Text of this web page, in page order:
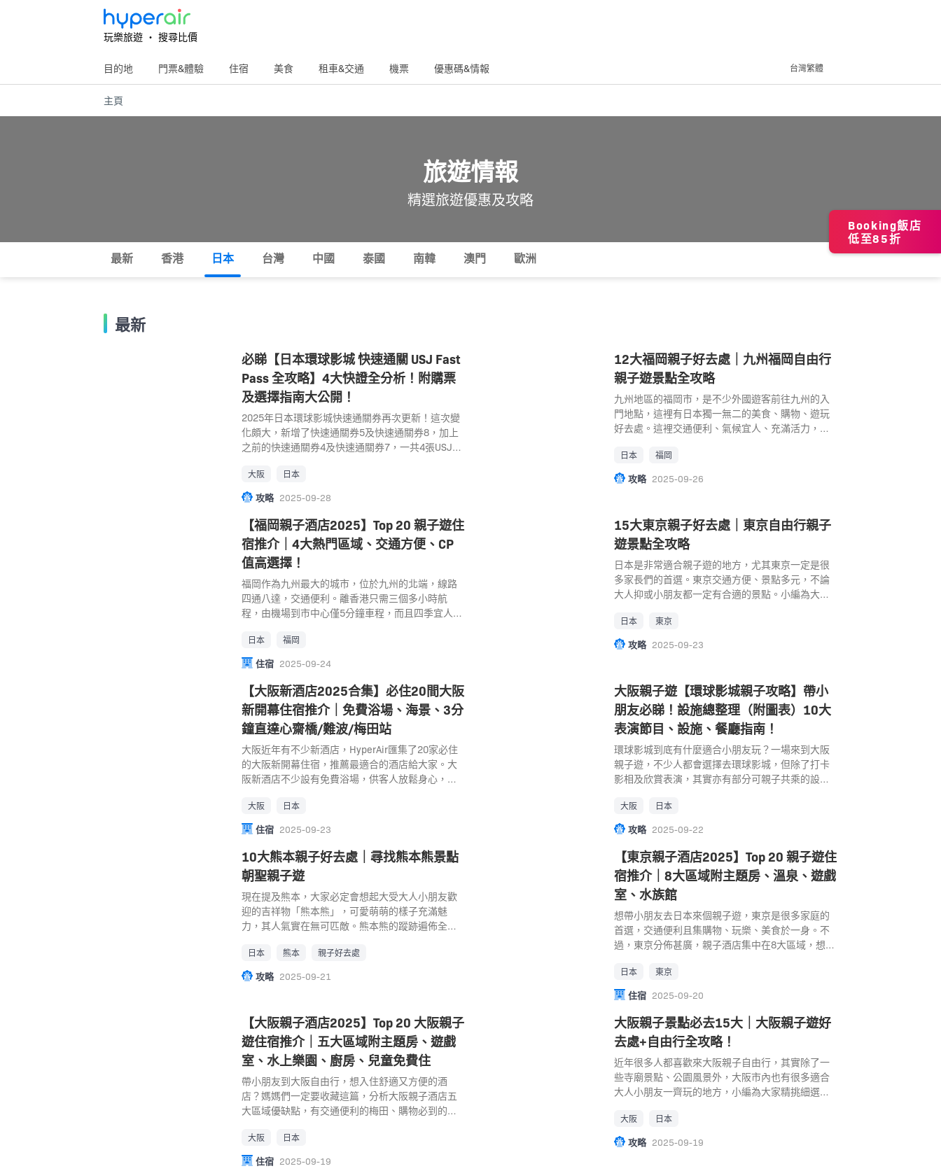
玩樂旅遊 ‧ 搜尋比價
目的地 門票&體驗 住宿 美食 租車&交通 機票 優惠碼&情報 台灣繁體
主頁
旅遊情報
精選旅遊優惠及攻略
最新 香港 日本 台灣 中國 泰國 南韓 澳門 歐洲
最新
必睇【日本環球影城 快速通關 USJ Fast
Pass 全攻略】4大快證全分析！附購票
及選擇指南大公開！
2025年日本環球影城快速通關券再次更新！這次變
化頗大，新增了快速通關券5及快速通關券8，加上
之前的快速通關券4及快速通關券7，一共4張USJ
大家更新資訊！去大阪旅行一定會去日本環球影
城！除咗門票之外，必買日本環球影城 快速通關
Express Pass，普遍亦稱為 USJ Fast Pass，助您跳
過排隊人龍，快速解鎖各園區必玩遊樂設施，快速
通關更可以讓您免費入場指定園區！但選擇眾多，
到底怎樣抵玩？又應如何選擇？編者將兩大類別快
速通關券的日本環球影城攻略整理好，一文清楚睇
晒！ 更多日本環球影城攻略：日本環球影城門票簡
介及優惠詳情 更多日本環球影城親子攻略：兒童設
施總整理、表演節目、餐廳指南 1. 為何需要購買環
球影城快速通關券？ 為什麼買了日本環球影城門票
後，還要加購環球影城快證（環球影城快速通關）
隊時間，可以玩多幾個機動遊戲！另一方面，就是
取得入場券，哈利波特魔法世界及任天堂世界如果
沒有入場券，基本上是不能進入的。 1.1 購買USJ
Fast Pass原因：節省等侯時間 在考慮要不要購入大
阪環球影城 Fast Pass 時，不如先看看各設施的排
隊時間，這樣您就會更知道購買的必要性！選擇排
隊時間愈長的設施，代表節省的時間愈多，在週末
一些熱門設施可能要用上一兩小時以上。大家也可
以根據排隊時間決定是否需要購買 USJ Express
Pass，例如平日排隊的時間較少，想玩的遊樂設施
不多的話，就不用購買了。 設施 平日排隊時間 週
末排隊時間 設施玩樂時間 瑪利歐賽車 庫巴挑戰書
鐘 50-60分鐘 約5分鐘 哈利波特禁忌之旅 40-45分
鐘 超過90分鐘 約5分鐘 好萊塢夢想乘車遊 40-50分
分鐘 約3分鐘 鷹馬的飛行 30-40分鐘 80-90分鐘 約
2分鐘 小小兵瘋狂乘車遊 […]
大阪 日本
攻略 2025-09-28
12大福岡親子好去處｜九州福岡自由行
親子遊景點全攻略
九州地區的福岡市，是不少外國遊客前往九州的入
門地點，這裡有日本獨一無二的美食、購物、遊玩
好去處。這裡交通便利、氣候宜人、充滿活力，有
大阪，最適合日本親子遊的人氣城市之一，可以根
據小朋友的喜好帶他們去不同的地方，盡享美好的
親子時光！ 福岡親子自由行推介： 福岡親子好去處
道海濱公園旁的海洋世界水族館是超熱門福岡親子
景點，MARINE WORLD 海之中道是擁有象牙白貝殼
外觀的水族館，館內約有450種，例如鯊魚、企鵝、
海豚、水母等等，將近2萬隻的海洋生物可供觀賞。
水族館的亮點之一是世界最大級全景水糟，再現了
波濤洶湧的海洋生態，可以看到海洋淺層、中層、
深層的不同物種， 從頭頂射進來的光線營造出夢幻
般的景象。 MARINE WORLD 海之中道水族館是日本
為日本最多的水族館、華麗水母、近距離看可愛企
在這裡會有工作人員引導參觀者觸摸水中生物。可
以觸摸到平常見不太到的水中生物。海星、海膽、
海參等海洋生物平常在海邊不要隨意碰觸，在這裡
也要遵照工作人員的指示來輕柔觸摸。 景點：
MARINE WORLD 海之中道水族館 地址： 〒811-
0321 福岡県東区西戸崎18-28 (Google Map) 電
話： +81 92-603-0400 營業時間： 09:30 ~ 17:30
處）」，搭西鐵巴士21或 21B路線至「海之中道」
巴士站，約40~60分鐘搭船：在「博多埠頭」或是
「Marizon」，搭乘到「海中道渡船場」，約20分鐘
電車：如果是搭乘地下鐵(電車)，從「博多車站」出
發，搭乘 鹿兒島本線 →「香椎車站」（約10分
鐘），轉乘 JR香椎線 →「海之中道車站」（約20
分鐘）、或是 「西戶崎車站」（約25分鐘），總時
間為30~40分鐘左右 網址： https://marine-
world.jp/zh/ MapCode： 13 583 170*12 福岡親子
好去處｜2. 海之中道海濱公園 海之道海濱公園是國
以欣賞到壯觀花海，玫瑰、波斯菊、波波草等。春
天有花的祭典「海之中道花之野宴」，初夏及秋天
有「薔薇祭」，夏天有西日本最大規模的度假游泳
池「夏日泳池」，秋天有「海之中道＊花之慶
典」，冬天則有1萬支蠟燭所點綴而成的「聖誕・蠟
燭之夜」可供遊玩。 綿長的海邊步道和許多小動物
的園區 – 「動物森林」，接觸袋鼠、水豚、松鼠猴
等約50種動物互動部分能餵食。園區的親子遊樂設
施和水上樂園也好玩，「三色溜滑梯」超刺激，沙
大自然園區。每年十月會出現的超可愛人氣掃帚
草，千萬不要錯過！ 景點： 海之中道海濱公園 地
址： 〒811-0321 福岡県福岡市東区大字西戸崎18-
日本 福岡
攻略 2025-09-26
【福岡親子酒店2025】Top 20 親子遊住
宿推介｜4大熱門區域、交通方便、CP
值高選擇！
福岡作為九州最大的城市，位於九州的北端，線路
四通八達，交通便利。離香港只需三個多小時航
程，由機場到市中心僅5分鐘車程，而且四季宜人，
兒童遊樂設施，成為其中一個熱門的親子旅遊勝
地。
日本 福岡
住宿 2025-09-24
15大東京親子好去處｜東京自由行親子
遊景點全攻略
日本是非常適合親子遊的地方，尤其東京一定是很
多家長們的首選。東京交通方便、景點多元，不論
大人抑或小朋友都一定有合適的景點。小編為大家
園、動物園、水族館、體驗活動等，都十分適合帶
同小朋友一起前往，已打算親子遊去東京旅行的家
長不妨參考一下這些親子景點。 東京親子自由行 東
國際的跨領域數位藝術團隊teamLab在東京豐洲為
大家帶來了「teamLab Planets TOKYO 」，主打
「Body Immersive身體沉浸」，展場為一個超巨大
的沉浸式空間，不只聲光音效，還有能與「水」互
下的美麗世界。 每個獨一無二的作品會隨著參觀者
的互動影響而產生不同的變化，以「身歷其境」為
概念，強調重置人類的體感，體驗身體與藝術作品
之間的模糊界線，讓人與作品合而為一、完全融入
其中，想必是個能夠為大家帶來全新感受、激發想
像力的藝術世界！ 在teamLab Planets TOKYO 裡
拍棒等器材，大家隨手都能拍出無死角夢幻美照。
景點： teamLab Planets TOKYO 地址： 東京都江
東区豊洲6-1-16 (Google Map) 電話： 03-6670-
3911 營業時間： 平日09:00~23:00，週五、六和節
假日前一天 09:00~24:00 交通： 可從新橋站搭乘
百合海鷗線，約30分鐘後於新豐洲站下車電車 東京
teamLab Planets TOKYO 相關活動 東京親子好去處
樂園 Moomin Valley Park 是埼玉縣飯能市近期最
Hit的自由行打卡景點，距離東京都心約50公里，坐
落在湖畔有著豐富的自然綠意與水景。 不同於一般
的主題園區，在「Moomin Valley Park」看不到大
型華麗的遊樂設施，而是以自然、故事為主軸的體
驗型園區，園區共分為Welcome cove、
Moominvalley、Kokemus與Lonelymountain四
區，精緻重現了姆明的世界，漫步在舒心的大自然
中，真實體驗了姆明的生活，更希望讓來此的遊客
製造出屬於自己的冒險。 景點： 姆明主題樂
園 Moomin Valley Park 地址： 埼玉県飯能市宮沢
327-6 「metsä village」內 (Google Map) 電話：
日本 東京
攻略 2025-09-23
【大阪新酒店2025合集】必住20間大阪
新開幕住宿推介｜免費浴場、海景、3分
鐘直達心齋橋/難波/梅田站
大阪近年有不少新酒店，HyperAir匯集了20家必住
的大阪新開幕住宿，推薦最適合的酒店給大家。大
阪新酒店不少設有免費浴場，供客人放鬆身心，更
置優越，多間酒店距離心齋橋、難波和梅田站只需3
分鐘即可到達，方便大家出行和探索大阪的魅力。
無論您是商務旅行還是休閒度假，必睇大阪新酒店
2024合集。
大阪 日本
住宿 2025-09-23
大阪親子遊【環球影城親子攻略】帶小
朋友必睇！設施總整理（附圖表）10大
表演節目、設施、餐廳指南！
環球影城到底有什麼適合小朋友玩？一場來到大阪
親子遊，不少人都會選擇去環球影城，但除了打卡
影相及欣賞表演，其實亦有部分可親子共乘的設
目，更有親子餐廳推介，無論大朋友或小朋友都要
知的環球影城親子攻略！
大阪 日本
攻略 2025-09-22
10大熊本親子好去處｜尋找熊本熊景點
朝聖親子遊
現在提及熊本，大家必定會想起大受大人小朋友歡
迎的吉祥物「熊本熊」，可愛萌萌的樣子充滿魅
力，其人氣實在無可匹敵。熊本熊的蹤跡遍佈全個
聖，實際上熊本也有不少適合一家大細的親子好去
處，享受親親大自然家庭樂之旅。 熊本親子自由行
推介： 【熊本鄰近城市】福岡親子好去處｜九州福
格價｜幫你選擇最適合的 JR Pass 優惠 熊本親子好
去處｜1. 阿蘇農場樂園 Aso Farm Land 阿蘇農場樂
園是一座大型自然渡假村，佔地100萬平方公尺，集
住宿、美食、購物，運動，自然體驗，美容養生及
內主要分為「元氣之森」、「動物王國」和「健康
挑戰館」三大區域，當中有不少適合孩子們去玩的
長滑梯、巨型迷宮和幼兒遊樂室等，亦有各式各樣
的手工藝班，可以讓孩子們發揮創意，造出和紙、
瓷繪、音樂盒和吹玻璃等作品。 大家在元氣之森能
找到大約 70 種不同遊戲與活動。對小朋友來說，這
日本 熊本 親子好去處
攻略 2025-09-21
【東京親子酒店2025】Top 20 親子遊住
宿推介｜8大區域附主題房、溫泉、遊戲
室、水族館
想帶小朋友去日本來個親子遊，東京是很多家庭的
首選，交通便利且集購物、玩樂、美食於一身。不
過，東京分佈甚廣，親子酒店集中在8大區域，想知
下Top 20 東京親子酒店超詳盡介紹，當中還包括了
提供編輯推介評分表，即睇內文！
日本 東京
住宿 2025-09-20
【大阪親子酒店2025】Top 20 大阪親子
遊住宿推介｜五大區域附主題房、遊戲
室、水上樂園、廚房、兒童免費住
帶小朋友到大阪自由行，想入住舒適又方便的酒
店？媽媽們一定要收藏這篇，分析大阪親子酒店五
大區域優缺點，有交通便利的梅田、購物必到的難
影城的大阪親子酒店推介！Top 20 大阪親子酒店超
詳盡介紹，提供編輯推介評分表，即睇內文！
大阪 日本
住宿 2025-09-19
大阪親子景點必去15大｜大阪親子遊好
去處+自由行全攻略！
近年很多人都喜歡來大阪親子自由行，其實除了一
些寺廟景點、公園風景外，大阪市內也有很多適合
大人小朋友一齊玩的地方，小編為大家精挑細選了
介，大人小朋友也可以享受完美的大阪親子之旅。
大阪親子自由行推介 大阪親子遊景點好去處｜1. 大
阪海遊館 Osaka Aquarium Kaiyukan 位於大阪港邊
大阪 日本
攻略 2025-09-19
Booking飯店
低至85折